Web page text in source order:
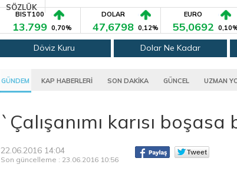
SÖZLÜK
BIST100
13.799 0,70%
DOLAR
47,6798 0,12%
EURO
55,0692
Döviz Kuru Dolar Ne Kadar
GÜNDEM KAP HABERLERİ SON DAKİKA GÜNCEL UZMAN
`Çalışanımı karısı
22.06.2016 14:04
Son güncelleme : 23.06.2016 10:56